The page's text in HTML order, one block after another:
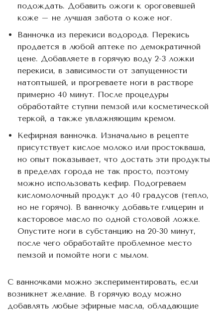
подождать. Добавить ожоги к ороговевшей
коже – не лучшая забота о коже ног.
Ванночка из перекиси водорода. Перекись
продается в любой аптеке по демократичной
цене. Добавляете в горячую воду 2-3 ложки
перекиси, в зависимости от запущенности
натоптышей, и прогреваете ноги в растворе
примерно 40 минут. После процедуры
обработайте ступни пемзой или косметической
теркой, а также увлажняющим кремом.
Кефирная ванночка. Изначально в рецепте
присутствует кислое молоко или простокваша,
но опыт показывает, что достать эти продукты
в пределах города не так просто, поэтому
можно использовать кефир. Подогреваем
кисломолочный продукт до 40 градусов (тепло,
но не горячо). В ванночку добавьте глицерин и
касторовое масло по одной столовой ложке.
Опустите ноги в субстанцию на 20-30 минут,
после чего обработайте проблемное место
пемзой и помойте ноги с мылом.
С ванночками можно экспериментировать, если
возникнет желание. В горячую воду можно
добавлять любые эфирные масла, обладающие